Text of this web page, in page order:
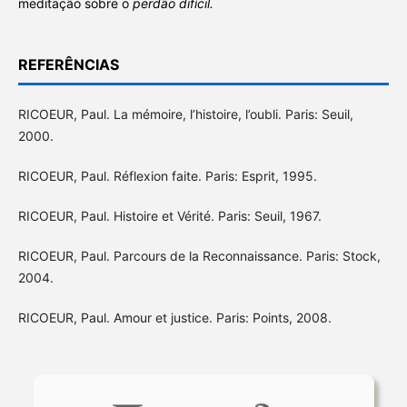
meditação sobre o perdão difícil.
REFERÊNCIAS
RICOEUR, Paul. La mémoire, l’histoire, l’oubli. Paris: Seuil,
2000.
RICOEUR, Paul. Réflexion faite. Paris: Esprit, 1995.
RICOEUR, Paul. Histoire et Vérité. Paris: Seuil, 1967.
RICOEUR, Paul. Parcours de la Reconnaissance. Paris: Stock,
2004.
RICOEUR, Paul. Amour et justice. Paris: Points, 2008.